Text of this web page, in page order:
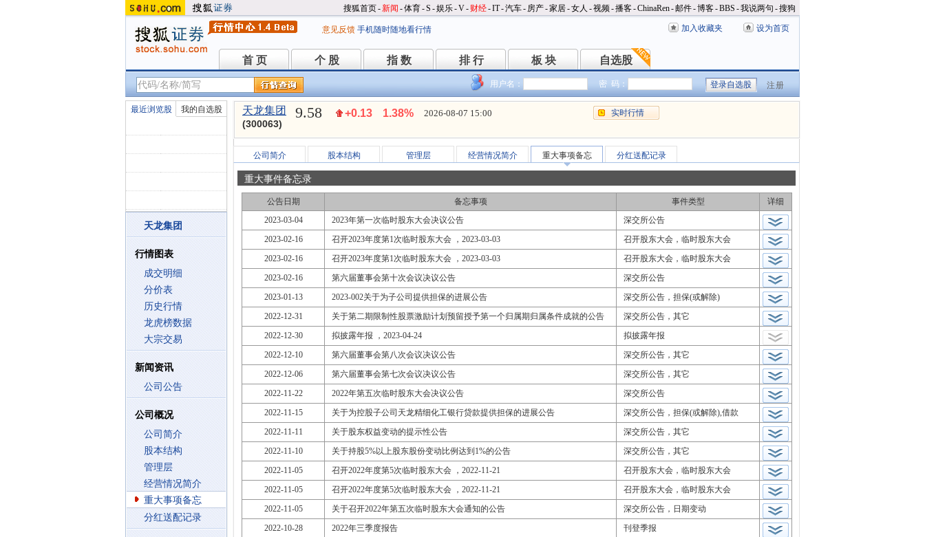
搜狐首页-新闻 -体育-S -娱乐-V- 财经-IT-汽车- 房产-家居-女人 -视频-播客-ChinaRen-邮件-博客-BBS -我说两句 -搜狗
意见反馈 手机随时随地看行情 加入收藏夹 设为首页
首 页
首 页 个 股
个 股 指 数
指 数 排 行
排 行 板 块
板 块 自选股
自选股
用户名： 密 码： 注册
最近浏览股 我的自选股
天龙集团
行情图表
成交明细
分价表
历史行情
龙虎榜数据
大宗交易
新闻资讯
公司公告
公司概况
公司简介
股本结构
管理层
经营情况简介
重大事项备忘
分红送配记录
天龙集团
(300063)
9.58 +0.13 1.38% 2026-08-07 15:00 实时行情
公司简介 股本结构 管理层 经营情况简介 重大事项备忘 分红送配记录
重大事件备忘录
公告日期 备忘事项 事件类型
详细
2023-03-04
2023年第一次临时股东大会决议公告
深交所公告
2023-02-16
召开2023年度第1次临时股东大会 ，2023-03-03
召开股东大会，临时股东大会
2023-02-16
召开2023年度第1次临时股东大会 ，2023-03-03
召开股东大会，临时股东大会
2023-02-16
第六届董事会第十次会议决议公告
深交所公告
2023-01-13
2023-002关于为子公司提供担保的进展公告
深交所公告，担保(或解除)
2022-12-31
关于第二期限制性股票激励计划预留授予第一个归属期归属条件成就的公告
深交所公告，其它
2022-12-30
拟披露年报 ，2023-04-24
拟披露年报
2022-12-10
第六届董事会第八次会议决议公告
深交所公告，其它
2022-12-06
第六届董事会第七次会议决议公告
深交所公告，其它
2022-11-22
2022年第五次临时股东大会决议公告
深交所公告
2022-11-15
关于为控股子公司天龙精细化工银行贷款提供担保的进展公告
深交所公告，担保(或解除),借款
2022-11-11
关于股东权益变动的提示性公告
深交所公告，其它
2022-11-10
关于持股5%以上股东股份变动比例达到1%的公告
深交所公告，其它
2022-11-05
召开2022年度第5次临时股东大会 ，2022-11-21
召开股东大会，临时股东大会
2022-11-05
召开2022年度第5次临时股东大会 ，2022-11-21
召开股东大会，临时股东大会
2022-11-05
关于召开2022年第五次临时股东大会通知的公告
深交所公告，日期变动
2022-10-28
2022年三季度报告
刊登季报